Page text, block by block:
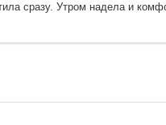
сразу. Утром надела и